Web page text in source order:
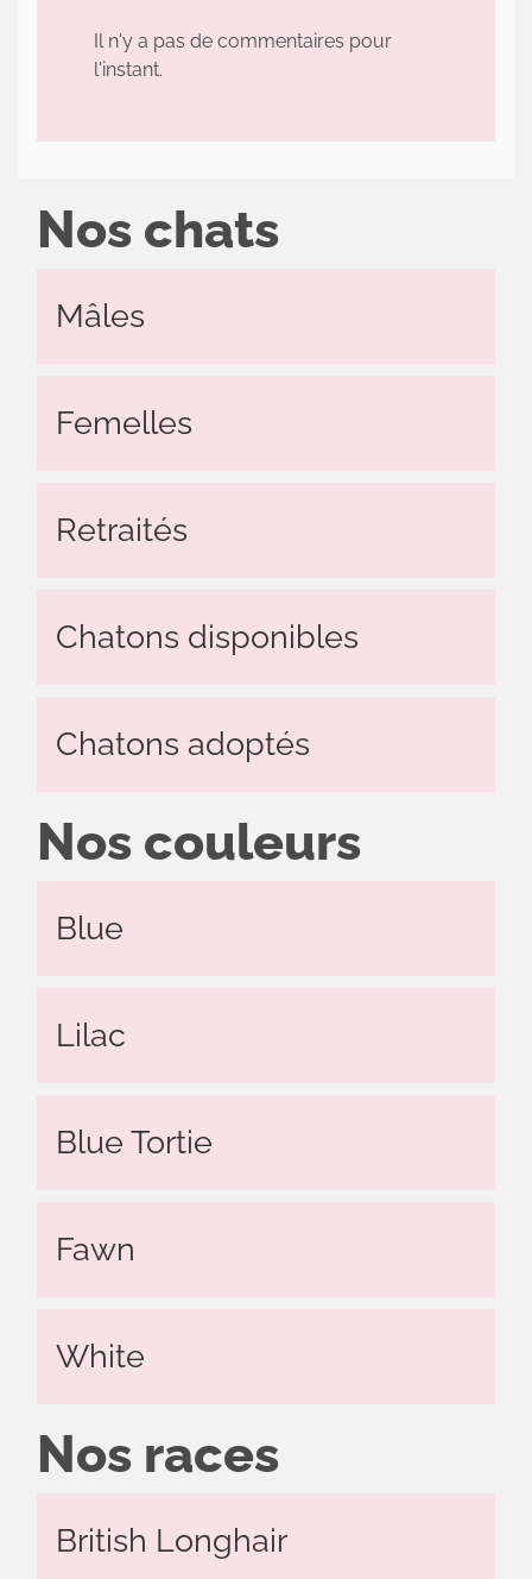
Il n'y a pas de commentaires pour
l'instant.
Nos chats
Mâles
Femelles
Retraités
Chatons disponibles
Chatons adoptés
Nos couleurs
Blue
Lilac
Blue Tortie
Fawn
White
Nos races
British Longhair